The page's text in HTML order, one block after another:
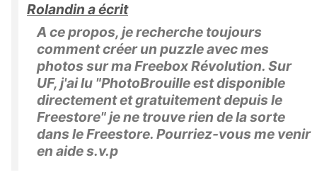
Rolandin a écrit
A ce propos, je recherche toujours
comment créer un puzzle avec mes
photos sur ma Freebox Révolution. Sur
UF, j'ai lu "PhotoBrouille est disponible
directement et gratuitement depuis le
Freestore" je ne trouve rien de la sorte
dans le Freestore. Pourriez-vous me venir
en aide s.v.p